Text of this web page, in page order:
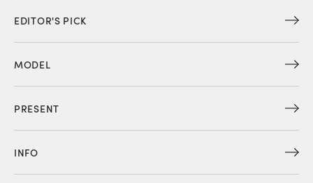
EDITOR'S PICK
MODEL
PRESENT
INFO